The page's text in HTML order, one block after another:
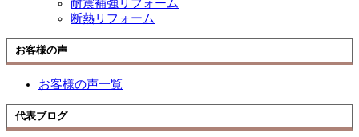
耐震補強リフォーム
断熱リフォーム
お客様の声
お客様の声一覧
代表ブログ